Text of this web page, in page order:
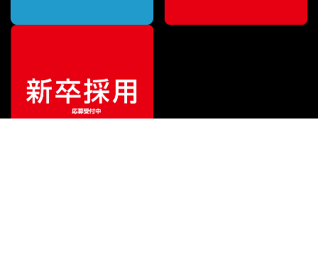
販売価格¥ 1,540（税込）
¥1,320（税込）